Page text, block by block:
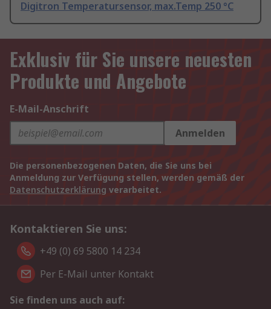
Digitron Temperatursensor, max.Temp 250 °C
Exklusiv für Sie unsere neuesten
Produkte und Angebote
E-Mail-Anschrift
Anmelden
Die personenbezogenen Daten, die Sie uns bei
Anmeldung zur Verfügung stellen, werden gemäß der
Datenschutzerklärung verarbeitet.
Kontaktieren Sie uns:
+49 (0) 69 5800 14 234
Per E-Mail unter Kontakt
Sie finden uns auch auf: